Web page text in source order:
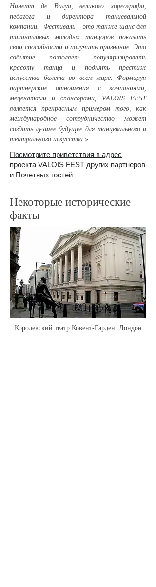
Нинетт де Валуа, великого хореографа,
педагога и директора танцевальной
компании. Фестиваль – это также шанс для
талантливых молодых танцоров показать
свои способности и получить признание. Это
событие позволяет популяризировать
красоту танца и поднять престиж
искусства балета во всем мире. Формируя
партнерские отношения с компаниями,
меценатами и спонсорами, VALOIS FEST
является прекрасным примером того, как
международное сотрудничество может
создать лучшее будущее для танцевального и
театрального искусства.».
Посмотрите приветствия в адрес
проекта VALOIS FEST других партнеров
и Почетных гостей
Некоторые исторические
факты
Королевский театр Ковент-Гарден. Лондон